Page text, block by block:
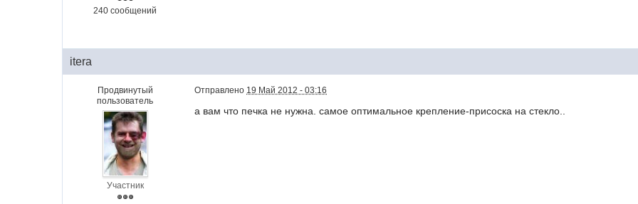
240 сообщений
itera
Продвинутый
пользователь
Участник
Отправлено 19 Май 2012 - 03:16
а вам что печка не нужна. самое оптимальное крепление-присоска на стекло..